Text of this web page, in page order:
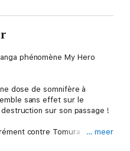
phénomène My Hero
dose de somnifère à
sans effet sur le
sur son passage !
contre Tomura
… meer